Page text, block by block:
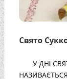
Свято
У ДНІ